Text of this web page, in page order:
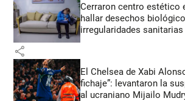
Cerraron centro estético
hallar desechos
irregularidades sanitarias
share
El Chelsea de Xabi
fichaje”: levantaron la
al ucraniano Mijailo